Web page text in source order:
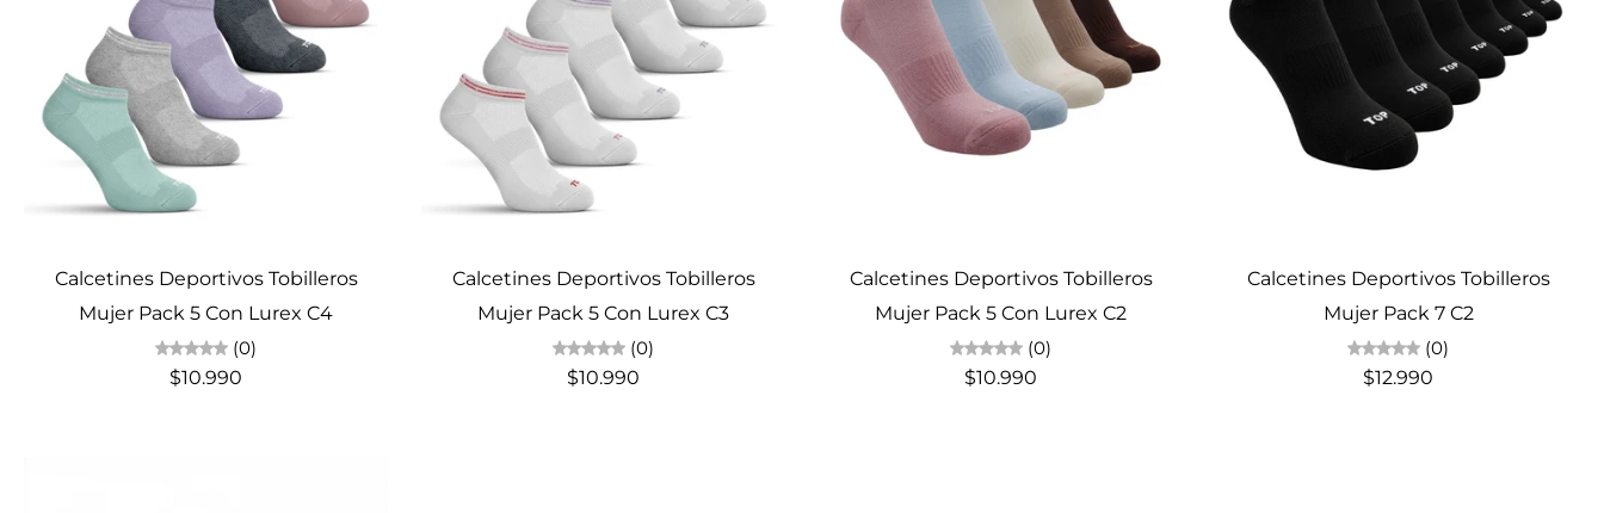
Calcetines Deportivos Tobilleros
Mujer Pack 5 Con Lurex C4
(0)
$10.990
Calcetines Deportivos Tobilleros
Mujer Pack 5 Con Lurex C3
(0)
$10.990
Calcetines Deportivos Tobilleros
Mujer Pack 5 Con Lurex C2
(0)
$10.990
Calcetines Deportivos Tobilleros
Mujer Pack 7 C2
(0)
$12.990